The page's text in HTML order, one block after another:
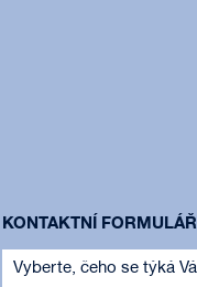
KONTAKTNÍ FORMULÁŘ